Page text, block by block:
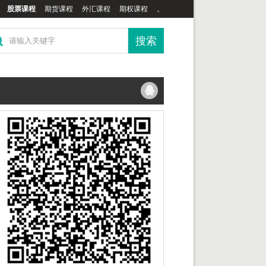
股票课程 期货课程 外汇课程 期权课程 。